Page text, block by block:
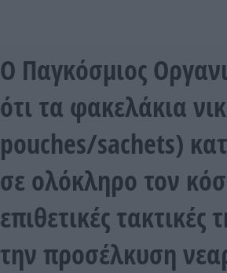
Ο Παγκόσμιος
ότι τα φακελάκια
pouches/sachets)
σε ολόκληρο τον
επιθετικές
την προσέλκυση